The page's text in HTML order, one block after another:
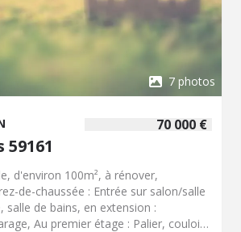
7 photos
70 000 €
d'environ 100m², à rénover,
de-chaussée : Entrée sur salon/salle
salle de bains, en extension :
Au premier étage : Palier, couloir